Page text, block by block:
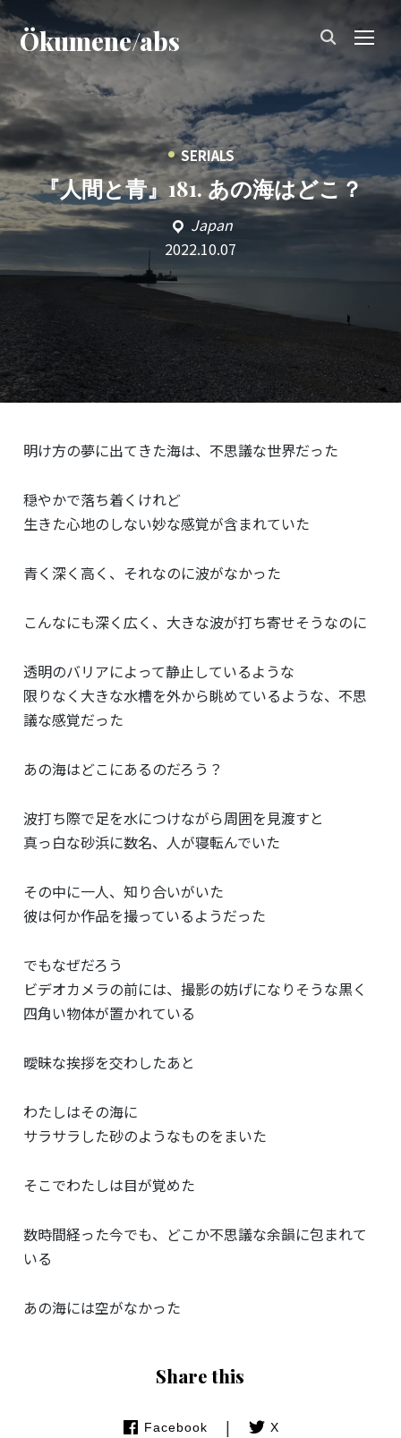
Ökumene/abs
• SERIALS
『人間と青』181. あの海はどこ？
Japan
2022.10.07
明け方の夢に出てきた海は、不思議な世界だった
穏やかで落ち着くけれど
生きた心地のしない妙な感覚が含まれていた
青く深く高く、それなのに波がなかった
こんなにも深く広く、大きな波が打ち寄せそうなのに
透明のバリアによって静止しているような
限りなく大きな水槽を外から眺めているような、不思
議な感覚だった
あの海はどこにあるのだろう？
波打ち際で足を水につけながら周囲を見渡すと
真っ白な砂浜に数名、人が寝転んでいた
その中に一人、知り合いがいた
彼は何か作品を撮っているようだった
でもなぜだろう
ビデオカメラの前には、撮影の妨げになりそうな黒く
四角い物体が置かれている
曖昧な挨拶を交わしたあと
わたしはその海に
サラサラした砂のようなものをまいた
そこでわたしは目が覚めた
数時間経った今でも、どこか不思議な余韻に包まれて
いる
あの海には空がなかった
Share this
Facebook | X